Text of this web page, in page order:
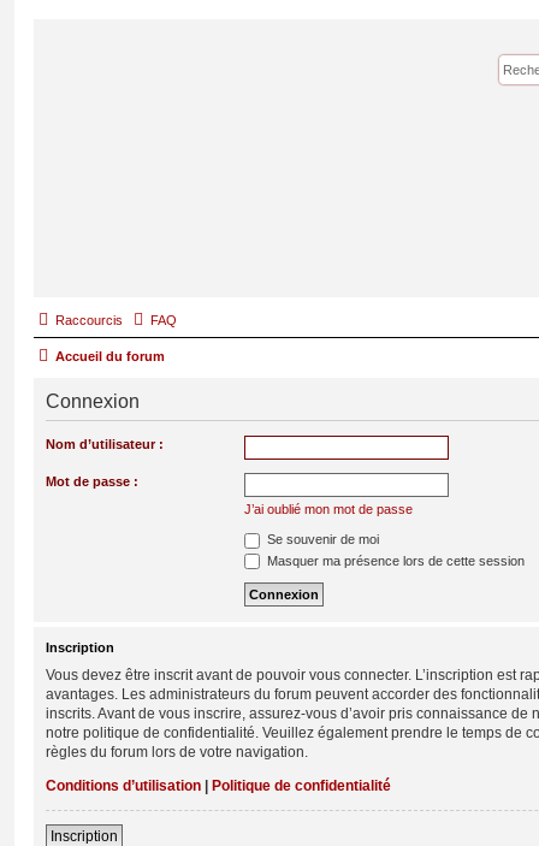
Raccourcis FAQ
Accueil du forum
Connexion
Nom d’utilisateur :
Mot de passe :
J’ai oublié mon mot de passe
Se souvenir de moi
Masquer ma présence lors de cette session
Inscription
Vous devez être inscrit avant de pouvoir vous connecter. L’inscription est
avantages. Les administrateurs du forum peuvent accorder des
inscrits. Avant de vous inscrire, assurez-vous d’avoir pris connaissance de
notre politique de confidentialité. Veuillez également prendre le temps de
règles du forum lors de votre navigation.
Conditions d’utilisation | Politique de confidentialité
Inscription